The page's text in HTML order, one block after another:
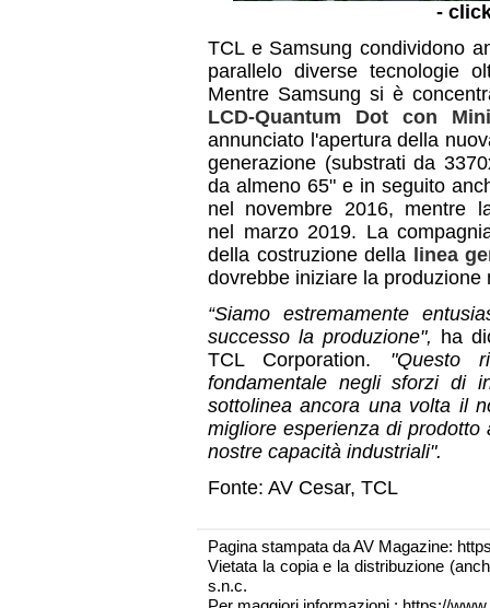
-
TCL e Samsung condividono
parallelo diverse tecnologie
Mentre Samsung si è
LCD-Quantum Dot con
annunciato l'apertura della
generazione (substrati da
da almeno 65" e in seguito
nel novembre 2016, mentre
nel marzo 2019. La
della costruzione della linea
dovrebbe iniziare la produzione
“Siamo estremamente
successo la produzione", ha
TCL Corporation. "Questo
fondamentale negli sforzi di
sottolinea ancora una volta il
migliore esperienza di
nostre capacità industriali".
Fonte: AV Cesar, TCL
Pagina stampata da AV Magazine:
Vietata la copia e la distribuzione
s.n.c.